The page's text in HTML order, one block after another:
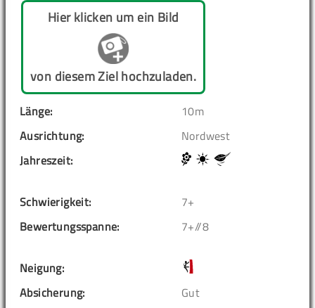
Hier klicken um ein Bild
von diesem Ziel hochzuladen.
Länge:
10m
Ausrichtung:
Nordwest
Jahreszeit:
Schwierigkeit:
7+
Bewertungsspanne:
7+//8
Neigung:
Absicherung:
Gut